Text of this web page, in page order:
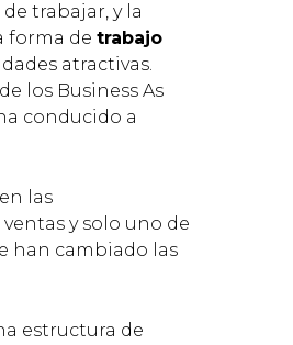
trabajar, y la
forma de trabajo
atractivas.
los Business As
conducido a
las
y solo uno de
han cambiado las
estructura de